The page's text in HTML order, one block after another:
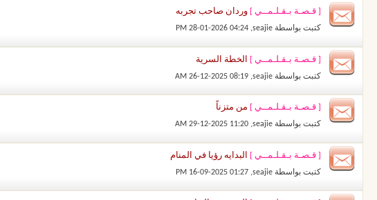
[ قـصـة بـقـلـمــي ] وردان صاحب تجربه
كتبت بواسطة seajie
‏, 28-01-2026 04:24 PM
[ قـصـة بـقـلـمــي ] الخطة السرية
كتبت بواسطة seajie
‏, 26-12-2025 08:19 AM
[ قـصـة بـقـلـمــي ] من متزناً
كتبت بواسطة seajie
‏, 29-12-2025 11:20 AM
[ قـصـة بـقـلـمــي ] البدايه رؤيا في المنام
كتبت بواسطة seajie
‏, 16-09-2025 01:27 PM